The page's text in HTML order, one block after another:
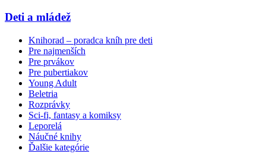
Deti a mládež
Knihorad – poradca kníh pre deti
Pre najmenších
Pre prvákov
Pre pubertiakov
Young Adult
Beletria
Rozprávky
Sci-fi, fantasy a komiksy
Leporelá
Náučné knihy
Ďalšie kategórie